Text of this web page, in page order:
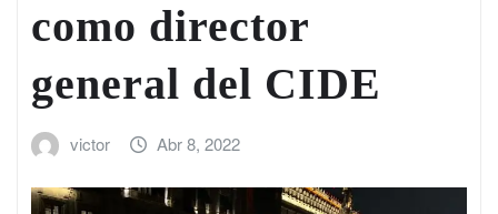
como director
general del CIDE
victor Abr 8, 2022